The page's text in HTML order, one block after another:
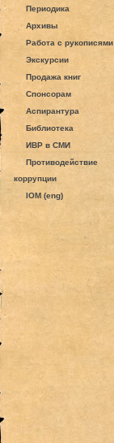
Периодика
Архивы
Работа с рукописями
Экскурсии
Продажа книг
Спонсорам
Аспирантура
Библиотека
ИВР в СМИ
Противодействие
коррупции
IOM (eng)